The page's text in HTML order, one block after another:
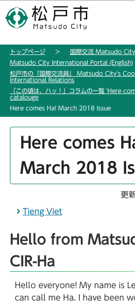
の
ー
す
このページの本文
トップページ
国際交流 Matsudo
Matsudo City International Portal (English)
松戸市の「国際交流員」 Matsudo City's
International Relations
「この頃は、ハッ！」コラムの一覧 'Here
catalouge
Here comes Ha! March 2018 Issue
か
Here comes
March 2018
更
Tieng Viet
Hello from
CIR-Ha
Hello everyone! My name is
can call me Ha. I have been